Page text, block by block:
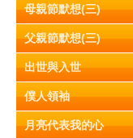
母親節默想(三)
父親節默想(三)
出世與入世
僕人領袖
月亮代表我的心